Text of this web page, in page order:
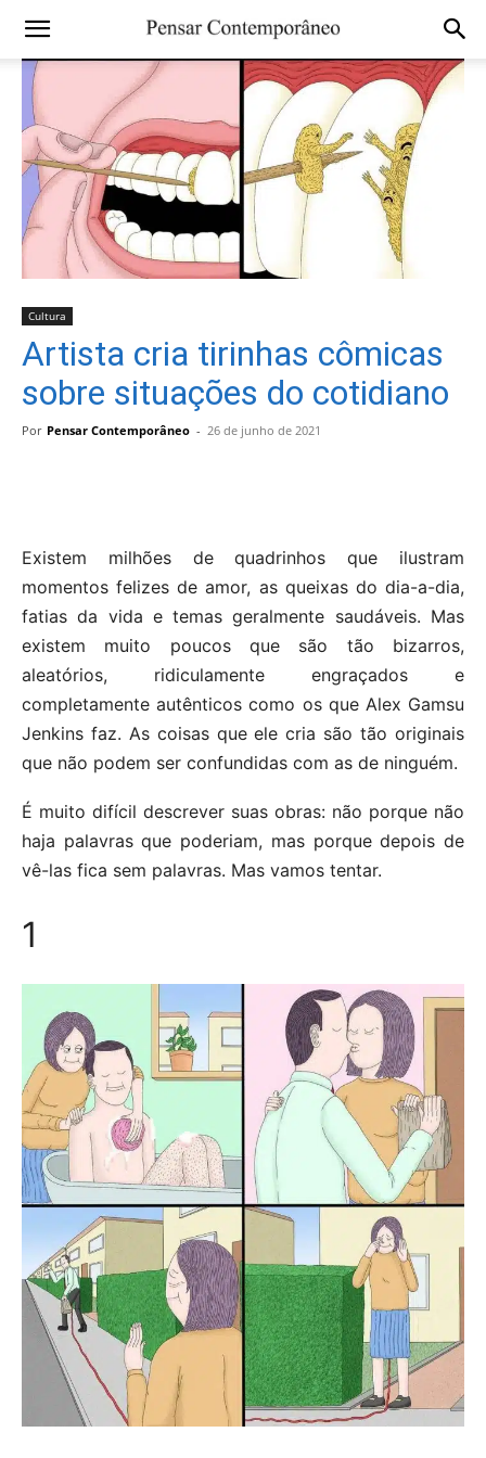
Cultura
Artista cria tirinhas cômicas
sobre situações do cotidiano
Por Pensar Contemporâneo - 26 de junho de 2021
Existem milhões de quadrinhos que ilustram
momentos felizes de amor, as queixas do dia-a-dia,
fatias da vida e temas geralmente saudáveis. Mas
existem muito poucos que são tão bizarros,
aleatórios, ridiculamente engraçados e
completamente autênticos como os que Alex Gamsu
Jenkins faz. As coisas que ele cria são tão originais
que não podem ser confundidas com as de ninguém.
É muito difícil descrever suas obras: não porque não
haja palavras que poderiam, mas porque depois de
vê-las fica sem palavras. Mas vamos tentar.
1